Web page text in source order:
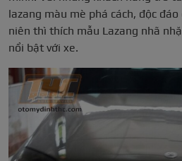
lazang màu mè phá cách, độc
niên thì thích mẫu Lazang nhã
nổi bật với xe.